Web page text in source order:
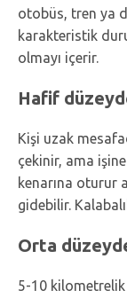
otobüs, tren ya
karakteristik
olmayı içerir.
Hafif
Kişi uzak
çekinir, ama
kenarına oturur
gidebilir.
Orta
5-10